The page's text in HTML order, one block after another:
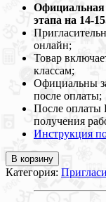
Официальная
этапа на 14-
онлайн;
Товар
классам;
Официальны
после оплаты;
После оплаты
получения
Инструкция
В корзину
Категория: